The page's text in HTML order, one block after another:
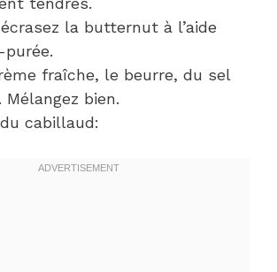
la butternut à l’aide
purée.
fraîche, le beurre, du sel
bien.
cabillaud: